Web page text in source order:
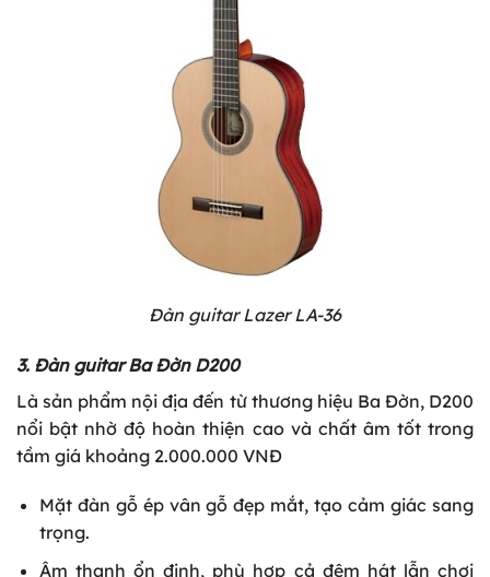
Đàn guitar Lazer LA-36
3. Đàn guitar Ba Đờn D200
Là sản phẩm nội địa đến từ thương hiệu Ba Đờn, D200
nổi bật nhờ độ hoàn thiện cao và chất âm tốt trong
tầm giá khoảng 2.000.000 VNĐ
Mặt đàn gỗ ép vân gỗ đẹp mắt, tạo cảm giác sang
trọng.
Âm thanh ổn định, phù hợp cả đệm hát lẫn chơi